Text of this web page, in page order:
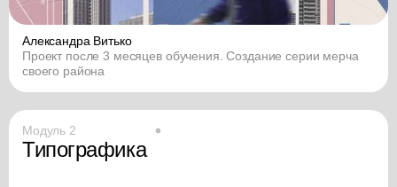
Александра Витько
Проект после 3 месяцев обучения. Создание серии мерча
своего района
Модуль 2
Типографика